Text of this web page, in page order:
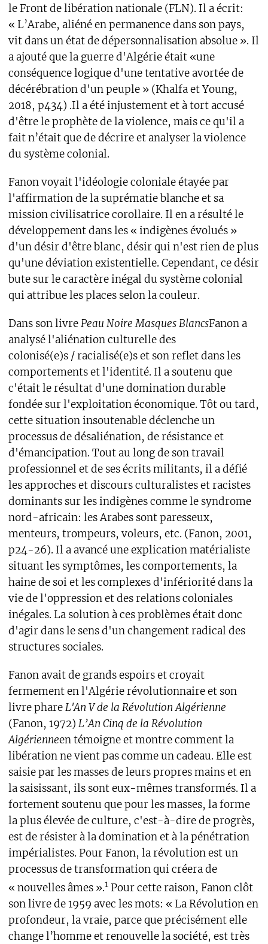
le Front de libération nationale (FLN). Il a écrit:
« L’Arabe, aliéné en permanence dans son pays,
vit dans un état de dépersonnalisation absolue ». Il
a ajouté que la guerre d'Algérie était «une
conséquence logique d'une tentative avortée de
décérébration d'un peuple » (Khalfa et Young,
2018, p434) .Il a été injustement et à tort accusé
d'être le prophète de la violence, mais ce qu'il a
fait n’était que de décrire et analyser la violence
du système colonial.
Fanon voyait l'idéologie coloniale étayée par
l'affirmation de la suprématie blanche et sa
mission civilisatrice corollaire. Il en a résulté le
développement dans les « indigènes évolués »
d'un désir d'être blanc, désir qui n'est rien de plus
qu'une déviation existentielle. Cependant, ce désir
bute sur le caractère inégal du système colonial
qui attribue les places selon la couleur.
Dans son livrePeau Noire Masques BlancsFanon a
analysé l'aliénation culturelle des
colonisé(e)s / racialisé(e)s et son reflet dans les
comportements et l'identité. Il a soutenu que
c'était le résultat d'une domination durable
fondée sur l'exploitation économique. Tôt ou tard,
cette situation insoutenable déclenche un
processus de désaliénation, de résistance et
d'émancipation. Tout au long de son travail
professionnel et de ses écrits militants, il a défié
les approches et discours culturalistes et racistes
dominants sur les indigènes comme le syndrome
nord-africain: les Arabes sont paresseux,
menteurs, trompeurs, voleurs, etc. (Fanon, 2001,
p24-26). Il a avancé une explication matérialiste
situant les symptômes, les comportements, la
haine de soi et les complexes d'infériorité dans la
vie de l'oppression et des relations coloniales
inégales. La solution à ces problèmes était donc
d'agir dans le sens d'un changement radical des
structures sociales.
Fanon avait de grands espoirs et croyait
fermement en l'Algérie révolutionnaire et son
livre phareL'An V de la Révolution Algérienne
(Fanon, 1972) L’An Cinq de la Révolution
Algérienneen témoigne et montre comment la
libération ne vient pas comme un cadeau. Elle est
saisie par les masses de leurs propres mains et en
la saisissant, ils sont eux-mêmes transformés. Il a
fortement soutenu que pour les masses, la forme
la plus élevée de culture, c'est-à-dire de progrès,
est de résister à la domination et à la pénétration
impérialistes. Pour Fanon, la révolution est un
processus de transformation qui créera de
« nouvelles âmes ».1Pour cette raison, Fanon clôt
son livre de 1959 avec les mots: « La Révolution en
profondeur, la vraie, parce que précisément elle
change l’homme et renouvelle la société, est très